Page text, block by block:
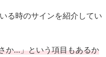
る時のサインを紹介してい
か…」という項目もあるか